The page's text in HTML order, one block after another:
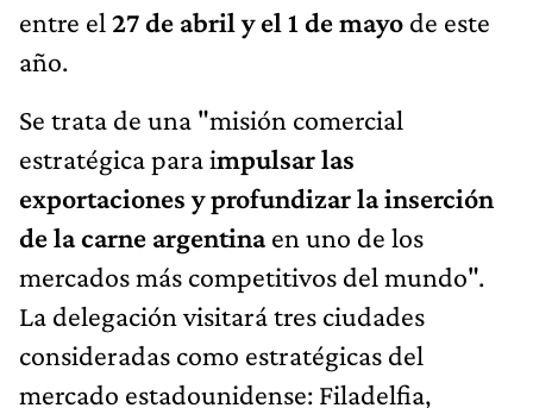
entre el 27 de abril y el 1 de mayo de este
año.
Se trata de una "misión comercial
estratégica para impulsar las
exportaciones y profundizar la inserción
de la carne argentinaen uno de los
mercados más competitivos del mundo".
La delegación visitará tres ciudades
consideradas como estratégicas del
mercado estadounidense: Filadelfia,